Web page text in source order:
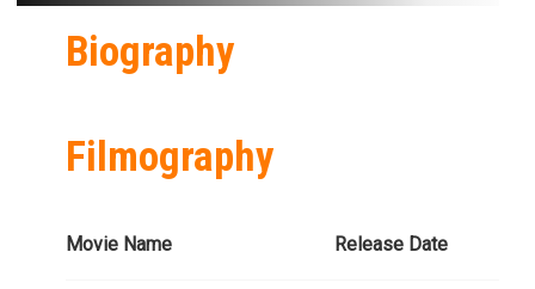
Biography
Filmography
Movie Name Release Date